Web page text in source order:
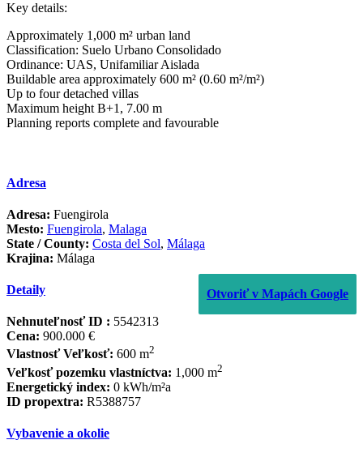
Key ‌details:
Approximately ‌1,000 ‌m² ‌urban ‌land
Classification: Suelo ‌Urbano ‌Consolidado
Ordinance: UAS, ‌Unifamiliar Aislada
Buildable ‌area approximately 600 ‌m² ‌(0.60 ‌m²/m²)
Up to four ‌detached ‌villas
Maximum height B+1, ‌7.00 ‌m
Planning ‌reports ‌complete ‌and ‌favourable
Adresa
Adresa: Fuengirola
Mesto: Fuengirola, Malaga
State / County: Costa del Sol, Málaga
Krajina: Málaga
Otvoriť v Mapách Google
Detaily
Nehnuteľnosť ID : 5542313
Cena: 900.000 €
Vlastnosť Veľkosť: 600 m2
Veľkosť pozemku vlastníctva: 1,000 m2
Energetický index: 0 kWh/m²a
ID propextra: R5388757
Vybavenie a okolie